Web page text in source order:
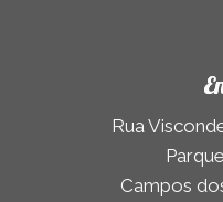
Rua
Campos